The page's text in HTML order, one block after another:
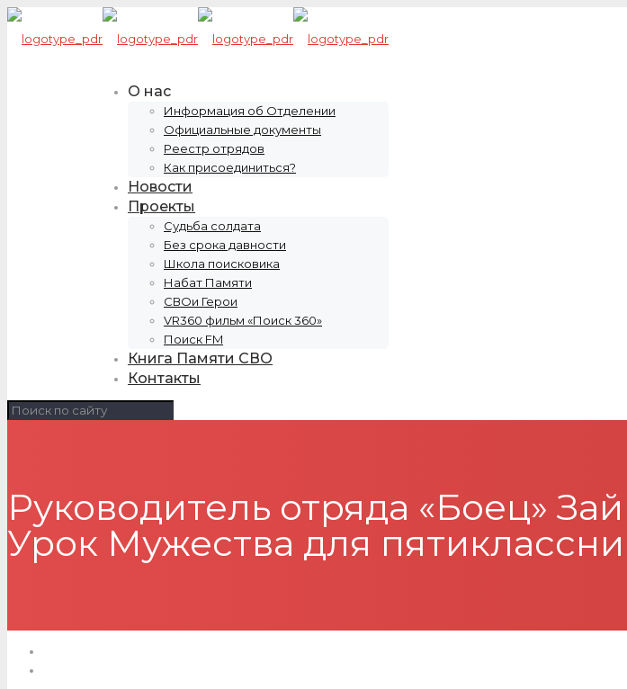
О нас
Информация об Отделении
Официальные документы
Реестр отрядов
Как присоединиться?
Новости
Проекты
Судьба солдата
Без срока давности
Школа поисковика
Набат Памяти
СВОи Герои
VR360 фильм «Поиск 360»
Поиск FM
Книга Памяти СВО
Контакты
Руководитель отряда «Боец»
Урок Мужества для